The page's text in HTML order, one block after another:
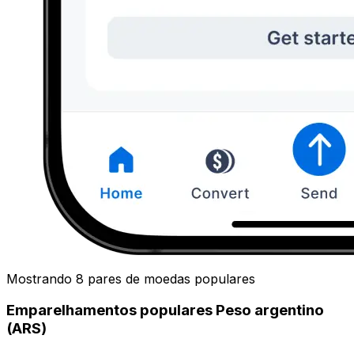
Mostrando 8 pares de moedas populares
Emparelhamentos populares Peso argentino
(ARS)